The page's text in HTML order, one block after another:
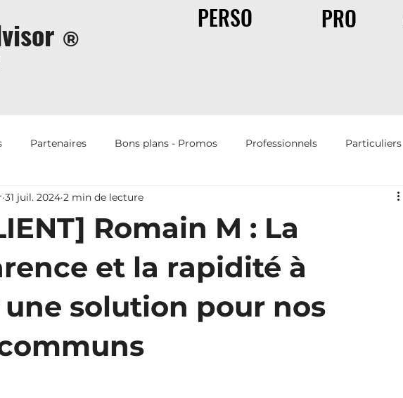
®
PERSO PRO
Partenaires Bons plans - Promos Professionnels Particuliers
Offres d'emplois Humour
Romain M : La
et la rapidité à
solution pour nos
31 juil. 2024 2 min de lecture
5.